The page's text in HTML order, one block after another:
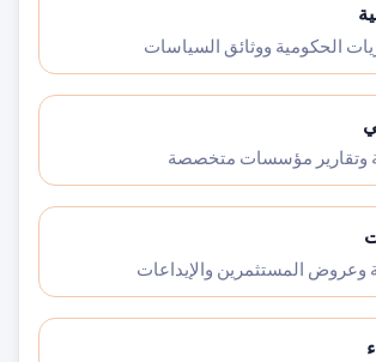
الحكومية ووثائق السياسات
وتقارير مؤسسات متخصصة
وعروض المستثمرين والإيداعات